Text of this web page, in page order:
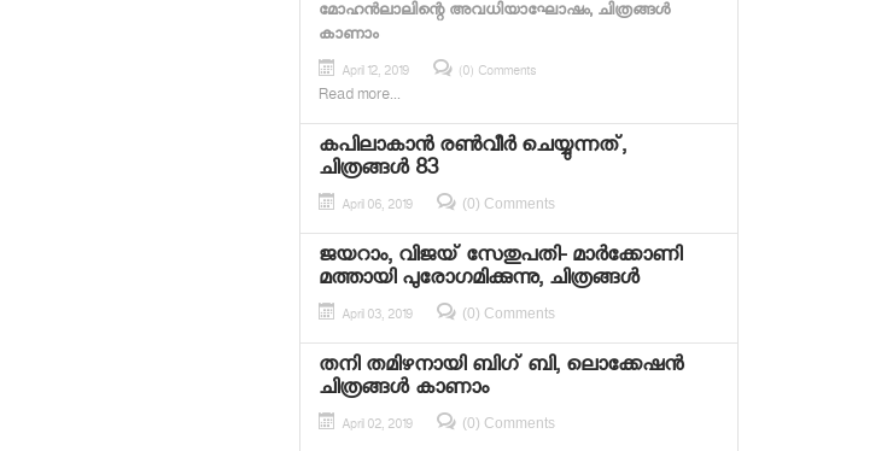
മോഹന്‍ലാലിന്റെ അവധിയാഘോഷം, ചിത്രങ്ങള്‍
കാണാം
April 12, 2019 (0) Comments
Read more...
കപിലാകാന്‍ രണ്‍വീര്‍ ചെയ്യുന്നത്,
ചിത്രങ്ങള്‍ 83
April 06, 2019 (0) Comments
ജയറാം, വിജയ് സേതുപതി- മാര്‍ക്കോണി
മത്തായി പുരോഗമിക്കുന്നു, ചിത്രങ്ങള്‍
April 03, 2019 (0) Comments
തനി തമിഴനായി ബിഗ് ബി, ലൊക്കേഷന്‍
ചിത്രങ്ങള്‍ കാണാം
April 02, 2019 (0) Comments